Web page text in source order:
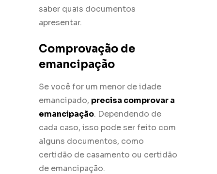
saber quais documentos
apresentar.
Comprovação de
emancipação
Se você for um menor de idade
emancipado, precisa comprovar a
emancipação. Dependendo de
cada caso, isso pode ser feito com
alguns documentos, como
certidão de casamento ou certidão
de emancipação.